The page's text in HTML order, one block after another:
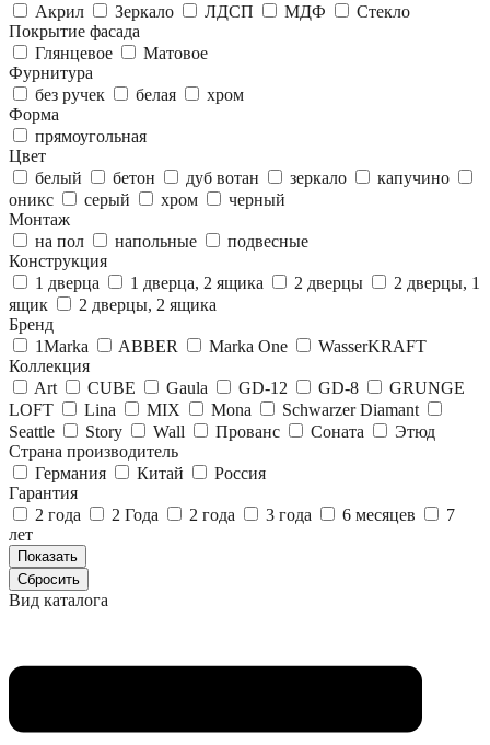
Акрил
Зеркало ЛДСП МДФ
Стекло
Покрытие фасада
Глянцевое
Матовое
Фурнитура
без ручек
белая
хром
Форма
прямоугольная
Цвет
белый
бетон дуб вотан зеркало
капучино
оникс
серый хром
черный
Монтаж
на пол
напольные
подвесные
Конструкция
1 дверца
1 дверца, 2 ящика 2 дверцы
2 дверцы, 1
ящик
2 дверцы, 2 ящика
Бренд
1Marka
ABBER Marka One
WasserKRAFT
Коллекция
Art
CUBE Gaula GD-12 GD-8
GRUNGE
LOFT
Lina MIX Mona
Schwarzer Diamant
Seattle
Story Wall Прованс Соната
Этюд
Страна производитель
Германия
Китай
Россия
Гарантия
2 года
2 Года 2 года 3 года 6 месяцев
7
лет
Вид каталога